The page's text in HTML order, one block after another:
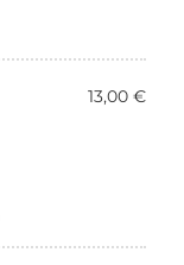
13,00 €